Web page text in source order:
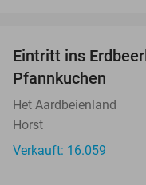
Eintritt ins
Pfannkuchen
Het Aardbeienland
Horst
Verkauft: 16.059